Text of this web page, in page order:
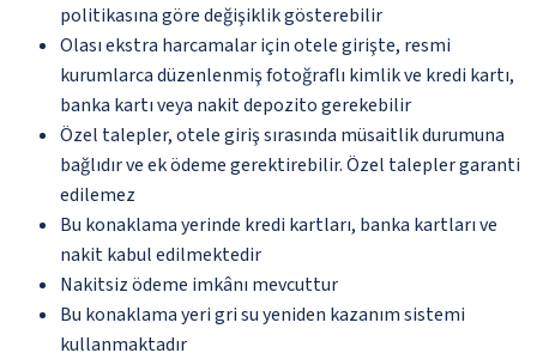
politikasına göre değişiklik gösterebilir
Olası ekstra harcamalar için otele girişte, resmi
kurumlarca düzenlenmiş fotoğraflı kimlik ve kredi kartı,
banka kartı veya nakit depozito gerekebilir
Özel talepler, otele giriş sırasında müsaitlik durumuna
bağlıdır ve ek ödeme gerektirebilir. Özel talepler garanti
edilemez
Bu konaklama yerinde kredi kartları, banka kartları ve
nakit kabul edilmektedir
Nakitsiz ödeme imkânı mevcuttur
Bu konaklama yeri gri su yeniden kazanım sistemi
kullanmaktadır